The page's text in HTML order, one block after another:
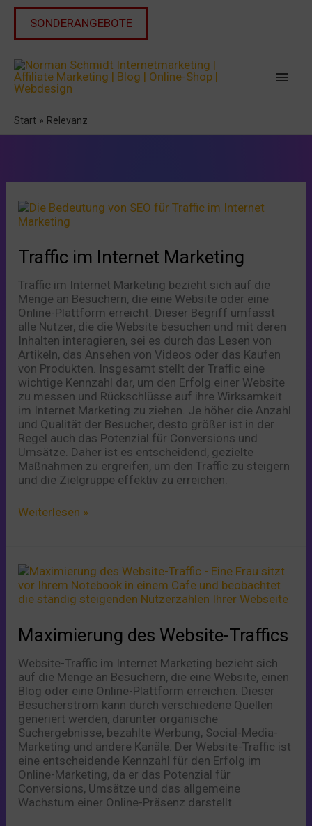
Zum
springen
SONDERANGEBOTE
Start Relevanz
Traffic im Internet Marketing
Traffic im Internet Marketing bezieht sich auf die
Menge an Besuchern, die eine Website oder eine
Online-Plattform erreicht. Dieser Begriff umfasst
alle Nutzer, die die Website besuchen und mit deren
Inhalten interagieren, sei es durch das Lesen von
Artikeln, das Ansehen von Videos oder das Kaufen
von Produkten. Insgesamt stellt der Traffic eine
wichtige Kennzahl dar, um den Erfolg einer Website
zu messen und Rückschlüsse auf ihre Wirksamkeit
im Internet Marketing zu ziehen. Je höher die Anzahl
und Qualität der Besucher, desto größer ist in der
Regel auch das Potenzial für Conversions und
Umsätze. Daher ist es entscheidend, gezielte
Maßnahmen zu ergreifen, um den Traffic zu steigern
und die Zielgruppe effektiv zu erreichen.
Traffic
im
Marketing
Weiterlesen »
Maximierung des Website-Traffics
Website-Traffic im Internet Marketing bezieht sich
auf die Menge an Besuchern, die eine Website, einen
Blog oder eine Online-Plattform erreichen. Dieser
Besucherstrom kann durch verschiedene Quellen
generiert werden, darunter organische
Suchergebnisse, bezahlte Werbung, Social-Media-
Marketing und andere Kanäle. Der Website-Traffic ist
eine entscheidende Kennzahl für den Erfolg im
Online-Marketing, da er das Potenzial für
Conversions, Umsätze und das allgemeine
Wachstum einer Online-Präsenz darstellt.
Maximierung
des
Website-